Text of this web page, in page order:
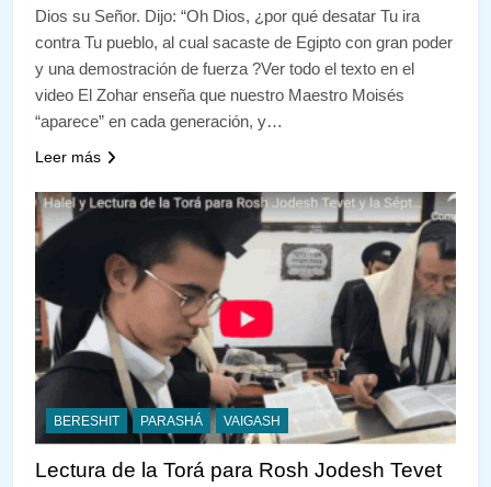
Dios su Señor. Dijo: “Oh Dios, ¿por qué desatar Tu ira
contra Tu pueblo, al cual sacaste de Egipto con gran poder
y una demostración de fuerza ?Ver todo el texto en el
video El Zohar enseña que nuestro Maestro Moisés
“aparece” en cada generación, y…
Leer más
BERESHIT PARASHÁ VAIGASH
Lectura de la Torá para Rosh Jodesh Tevet